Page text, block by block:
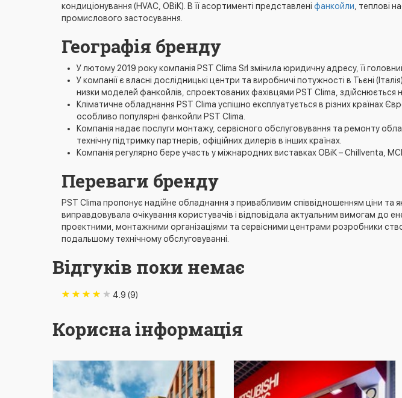
кондиціонування (HVAC, ОВіК). В її асортименті представлені фанкойли , теплові
промислового застосування.
Географія бренду
У лютому 2019 року компанія PST Clima Srl змінила юридичну адресу, її
У компанії є власні дослідницькі центри та виробничі потужності в Тьєні
низки моделей фанкойлів, спроектованих фахівцями PST Clima, здійснюється
Кліматичне обладнання PST Clima успішно експлуатується в різних країнах
особливо популярні фанкойли PST Clima.
Компанія надає послуги монтажу, сервісного обслуговування та ремонту
технічну підтримку партнерів, офіційних дилерів в інших країнах.
Компанія регулярно бере участь у міжнародних виставках ОВіК – Chillventa,
Переваги бренду
PST Clima пропонує надійне обладнання з привабливим співвідношенням ціни
виправдовувала очікування користувачів і відповідала актуальним вимогам до
проектними, монтажними організаціями та сервісними центрами розробники
подальшому технічному обслуговуванні.
Відгуків поки немає
4.9 (9)
Корисна інформація